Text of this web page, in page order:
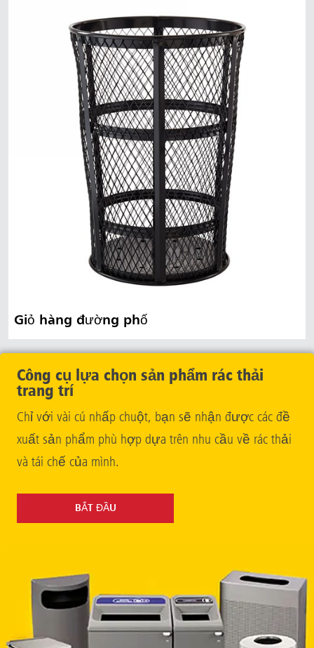
Giỏ hàng đường phố
Công cụ lựa chọn sản phẩm rác thải
trang trí
Chỉ với vài cú nhấp chuột, bạn sẽ nhận được các đề
xuất sản phẩm phù hợp dựa trên nhu cầu về rác thải
và tái chế của mình.
BẮT ĐẦU